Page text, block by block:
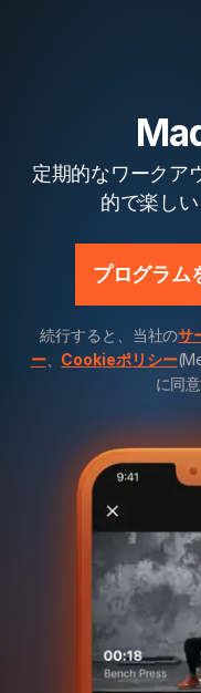
定期的なワークア
的で楽し
プログラム
続行すると、当社のサ
ー、 Cookieポリシー
に同